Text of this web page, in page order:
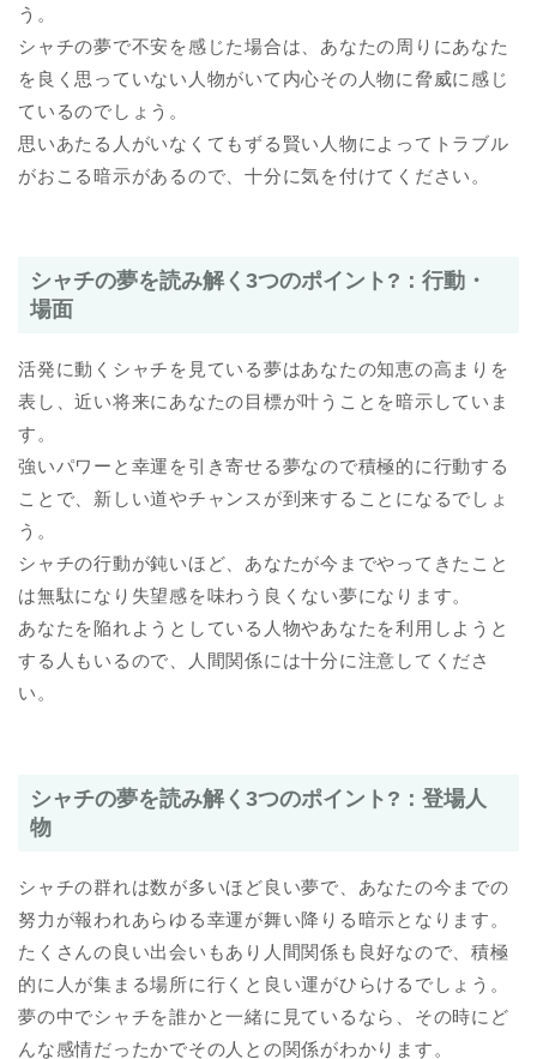
う。
シャチの夢で不安を感じた場合は、あなたの周りにあなた
を良く思っていない人物がいて内心その人物に脅威に感じ
ているのでしょう。
思いあたる人がいなくてもずる賢い人物によってトラブル
がおこる暗示があるので、十分に気を付けてください。
シャチの夢を読み解く3つのポイント?：行動・
場面
活発に動くシャチを見ている夢はあなたの知恵の高まりを
表し、近い将来にあなたの目標が叶うことを暗示していま
す。
強いパワーと幸運を引き寄せる夢なので積極的に行動する
ことで、新しい道やチャンスが到来することになるでしょ
う。
シャチの行動が鈍いほど、あなたが今までやってきたこと
は無駄になり失望感を味わう良くない夢になります。
あなたを陥れようとしている人物やあなたを利用しようと
する人もいるので、人間関係には十分に注意してくださ
い。
シャチの夢を読み解く3つのポイント?：登場人
物
シャチの群れは数が多いほど良い夢で、あなたの今までの
努力が報われあらゆる幸運が舞い降りる暗示となります。
たくさんの良い出会いもあり人間関係も良好なので、積極
的に人が集まる場所に行くと良い運がひらけるでしょう。
夢の中でシャチを誰かと一緒に見ているなら、その時にど
んな感情だったかでその人との関係がわかります。